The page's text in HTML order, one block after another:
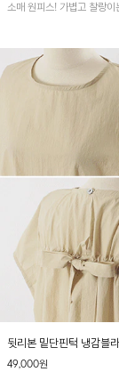
소매 원피스! 가볍고 찰랑이
뒷리본 밑단핀턱 냉감블
49,000원